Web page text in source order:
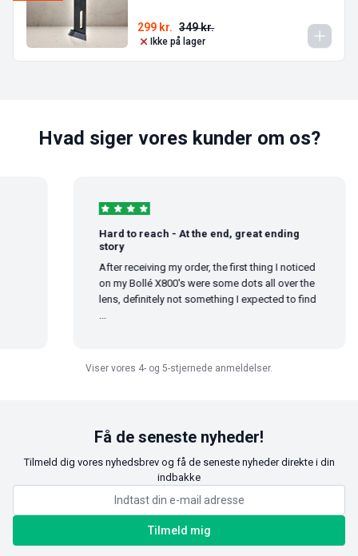
349kr.
299 kr.
Ikke på lager
Hvad siger vores kunder om os?
Hard to reach - At the end, great ending
story
After receiving my order, the first thing I noticed
on my Bollé X800's were some dots all over the
lens, definitely not something I expected to find
Viser vores 4- og 5-stjernede anmeldelser.
Få de seneste nyheder!
Tilmeld dig vores nyhedsbrev og få de seneste nyheder direkte i din
indbakke
Tilmeld mig